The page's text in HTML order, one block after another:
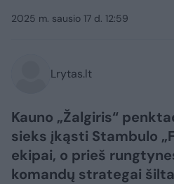
2025 m. sausio 17 d. 12:59
Lrytas.lt
Kauno „Žalgiris“
sieks įkąsti Stambulo
ekipai, o prieš
komandų strategai